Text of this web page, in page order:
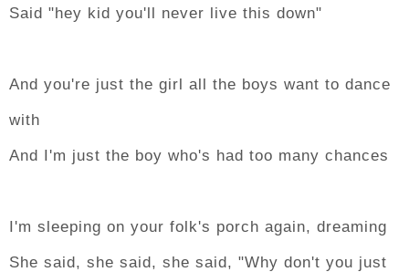
Said "hey kid you'll never live this down"
And you're just the girl all the boys want to dance
with
And I'm just the boy who's had too many chances
I'm sleeping on your folk's porch again, dreaming
She said, she said, she said, "Why don't you just